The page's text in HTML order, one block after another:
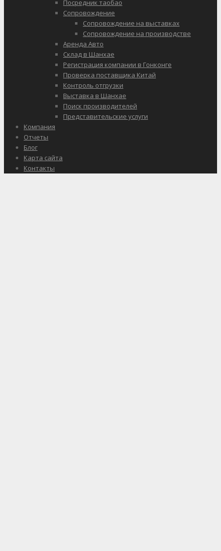
Посредник таобао
Сопровождение
Сопровождение на выставках
Сопровождение на производстве
Аренда Авто
Склад в Шанхае
Регистрация компании в Гонконге
Проверка поставщика Китай
Контроль отгрузки
Выставка в Шанхае
Поиск производителей
Представительские услуги
Компания
Отчеты
Блог
Карта сайта
Контакты